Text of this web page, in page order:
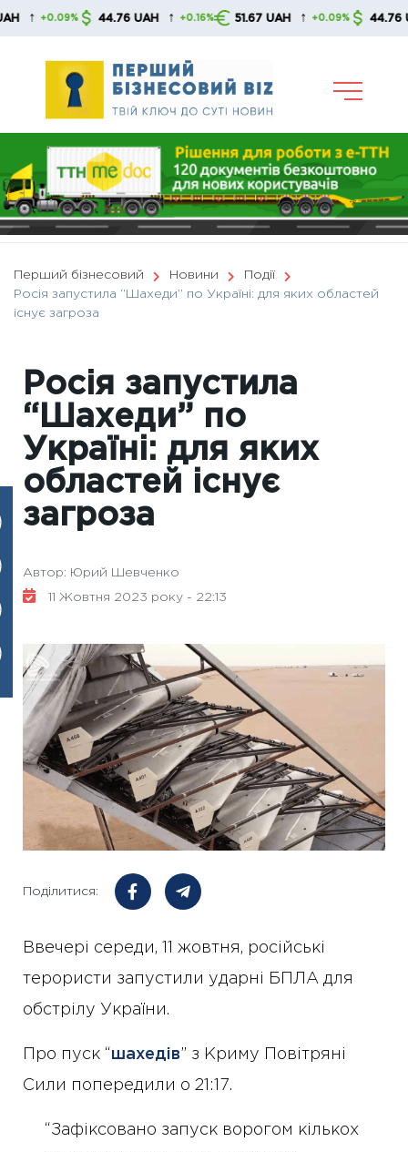
Skip
+0.09% 44.76 UAH ↑ +0.16% 51.67 UAH ↑ +0.09% 44.76 UAH
Перший бізнесовий Новини
Події
Росія запустила “Шахеди” по Україні: для яких областей
існує загроза
Росія запустила
“Шахеди” по
Україні: для яких
областей існує
загроза
Автор: Юрий Шевченко
11 Жовтня 2023 року - 22:13
Поділитися:
Ввечері середи, 11 жовтня, російські
терористи запустили ударні БПЛА для
обстрілу України.
Про пуск “шахедів” з Криму Повітряні
Сили попередили о 21:17.
“Зафіксовано запуск ворогом кількох